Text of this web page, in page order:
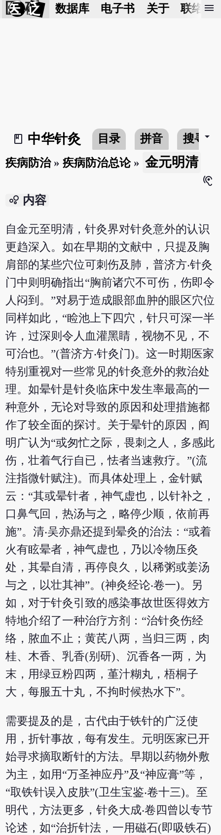
医 砭 数据库 电子书 关于 联络我
menu
book_2
中华针灸 目录 拼音 搜寻arrow_drop_down
疾病防治»疾病防治总论» 金元明清
hearing
bubble_chart 内容
自金元至明清，针灸界对针灸意外的认识
更趋深入。如在早期的文献中，只提及胸
肩部的某些穴位可刺伤及肺，普济方‧针灸
门中则明确指出“胸前诸穴不可伤，伤即令
人闷到。”对易于造成眼部血肿的眼区穴位
同样如此，“睑池上下四穴，针只可深一半
许，过深则令人血灌黑睛，视物不见，不
可治也。”(普济方‧针灸门)。这一时期医家
特别重视对一些常见的针灸意外的救治处
理。如晕针是针灸临床中发生率最高的一
种意外，无论对导致的原因和处理措施都
作了较全面的探讨。关于晕针的原因，阎
明广认为“或匆忙之际，畏刺之人，多感此
伤，壮着气行自已，怯者当速救疗。”(流
注指微针赋注)。而具体处理上，金针赋
云：“其或晕针者，神气虚也，以针补之，
口鼻气回，热汤与之，略停少顺，依前再
施”。清‧吴亦鼎还提到晕灸的治法：“或着
火有眩晕者，神气虚也，乃以冷物压灸
处，其晕自清，再停良久，以稀粥或姜汤
与之，以壮其神”。(神灸经论‧卷一)。另
如，对于针灸引致的感染事故世医得效方
特地介绍了一种治疗方剂：“治针灸伤经
络，脓血不止；黄芪八两，当归三两，肉
桂、木香、乳香(别研)、沉香各一两，为
末，用绿豆粉四两，堇汁糊丸，梧桐子
大，每服五十丸，不拘时候热水下”。
需要提及的是，古代由于铁针的广泛使
用，折针事故，每有发生。元明医家已开
始寻求摘取断针的方法。早期以药物外敷
为主，如用“万圣神应丹”及“神应膏”等，
“取铁针误入皮肤”(卫生宝鉴‧卷十三)。至
明代，方法更多，针灸大成‧卷四曾以专节
论述，如“治折针法，一用磁石(即吸铁石)